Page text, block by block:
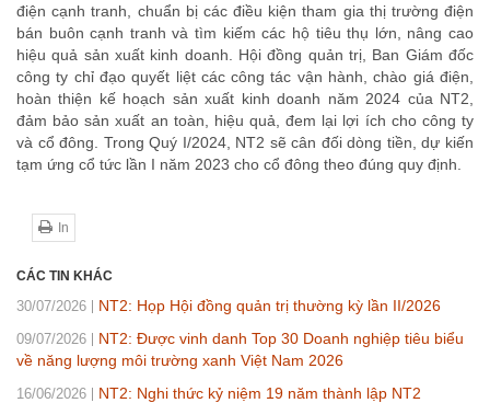
điện cạnh tranh, chuẩn bị các điều kiện tham gia thị trường điện
bán buôn cạnh tranh và tìm kiếm các hộ tiêu thụ lớn, nâng cao
hiệu quả sản xuất kinh doanh. Hội đồng quản trị, Ban Giám đốc
công ty chỉ đạo quyết liệt các công tác vận hành, chào giá điện,
hoàn thiện kế hoạch sản xuất kinh doanh năm 2024 của NT2,
đảm bảo sản xuất an toàn, hiệu quả, đem lại lợi ích cho công ty
và cổ đông. Trong Quý I/2024, NT2 sẽ cân đối dòng tiền, dự kiến
tạm ứng cổ tức lần I năm 2023 cho cổ đông theo đúng quy định.
In
CÁC TIN KHÁC
30/07/2026 NT2: Họp Hội đồng quản trị thường kỳ lần II/2026
09/07/2026
NT2: Được vinh danh Top 30 Doanh nghiệp tiêu biểu
về năng lượng môi trường xanh Việt Nam 2026
16/06/2026 NT2: Nghi thức kỷ niệm 19 năm thành lập NT2